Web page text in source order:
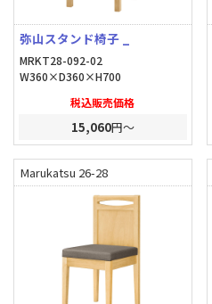
弥山スタンド椅子 _
MRKT28-092-02
W360×D360×H700
税込販売価格
15,060円～
Marukatsu 26-28